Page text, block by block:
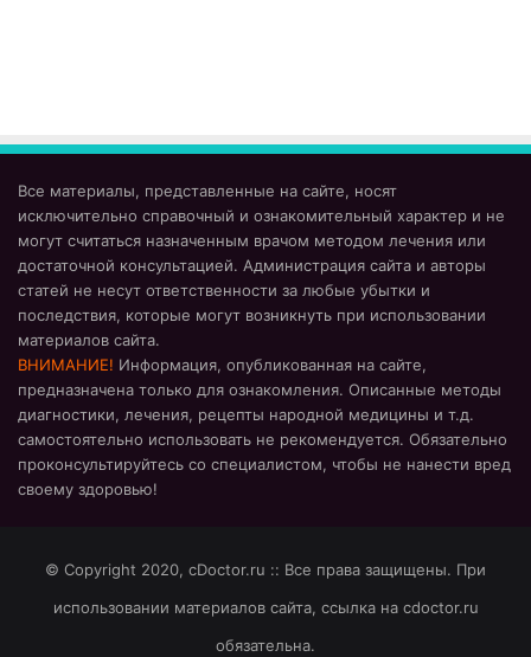
Все материалы, представленные на сайте, носят
исключительно справочный и ознакомительный характер и не
могут считаться назначенным врачом методом лечения или
достаточной консультацией. Администрация сайта и авторы
статей не несут ответственности за любые убытки и
последствия, которые могут возникнуть при использовании
материалов сайта.
ВНИМАНИЕ! Информация, опубликованная на сайте,
предназначена только для ознакомления. Описанные методы
диагностики, лечения, рецепты народной медицины и т.д.
самостоятельно использовать не рекомендуется. Обязательно
проконсультируйтесь со специалистом, чтобы не нанести вред
своему здоровью!
© Copyright 2020, cDoctor.ru :: Все права защищены. При
использовании материалов сайта, ссылка на cdoctor.ru
обязательна.